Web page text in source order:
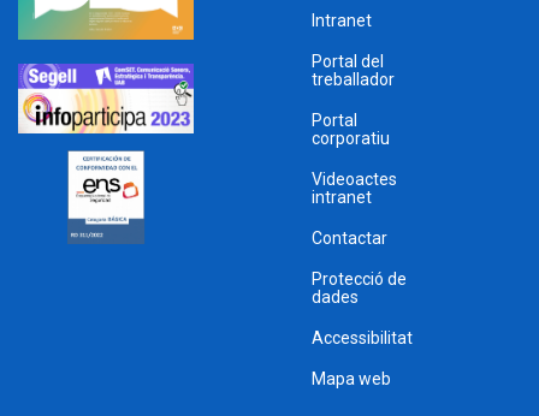
Intranet
Portal del
treballador
Portal
corporatiu
Videoactes
intranet
Contactar
Protecció de
dades
Accessibilitat
Mapa web